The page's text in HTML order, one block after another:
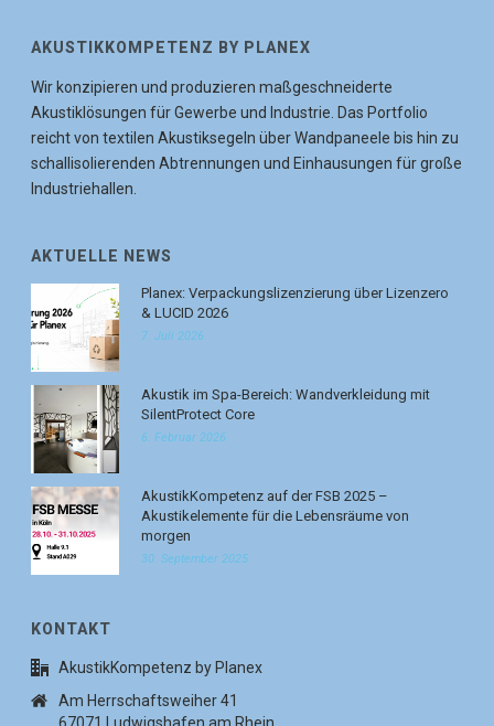
AKUSTIKKOMPETENZ BY PLANEX
Wir konzipieren und produzieren maßgeschneiderte
Akustiklösungen für Gewerbe und Industrie. Das Portfolio
reicht von textilen Akustiksegeln über Wandpaneele bis hin zu
schallisolierenden Abtrennungen und Einhausungen für große
Industriehallen.
AKTUELLE NEWS
Planex: Verpackungslizenzierung über Lizenzero
& LUCID 2026
7. Juli 2026
Akustik im Spa-Bereich: Wandverkleidung mit
SilentProtect Core
6. Februar 2026
AkustikKompetenz auf der FSB 2025 –
Akustikelemente für die Lebensräume von
morgen
30. September 2025
KONTAKT
AkustikKompetenz by Planex
Am Herrschaftsweiher 41